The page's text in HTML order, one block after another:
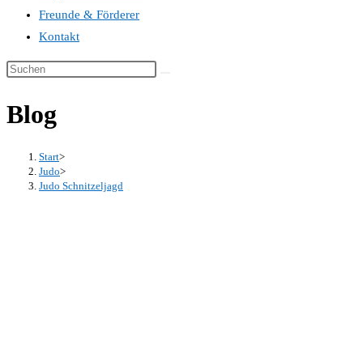
Freunde & Förderer
Kontakt
Blog
Start>
Judo>
Judo Schnitzeljagd